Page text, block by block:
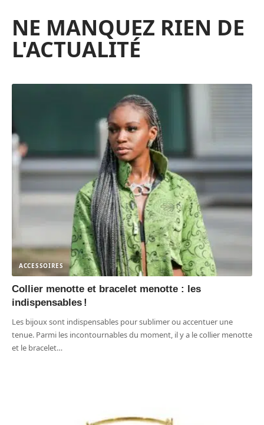
NE MANQUEZ RIEN DE
L'ACTUALITÉ
ACCESSOIRES
Collier menotte et bracelet menotte : les
indispensables !
Les bijoux sont indispensables pour sublimer ou accentuer une
tenue. Parmi les incontournables du moment, il y a le collier menotte
et le bracelet…